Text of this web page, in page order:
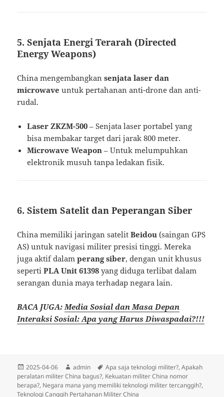
5. Senjata Energi Terarah (Directed
Energy Weapons)
China mengembangkansenjata laser dan
microwave untuk pertahanan anti-drone dan anti-
rudal.
Laser ZKZM-500 – Senjata laser portabel yang
bisa membakar target dari jarak 800 meter.
Microwave Weapon – Untuk melumpuhkan
elektronik musuh tanpa ledakan fisik.
6. Sistem Satelit dan Peperangan Siber
China memiliki jaringan satelitBeidou (saingan GPS
AS) untuk navigasi militer presisi tinggi. Mereka
juga aktif dalamperang siber, dengan unit khusus
sepertiPLA Unit 61398 yang diduga terlibat dalam
serangan dunia maya terhadap negara lain.
BACA JUGA:Media Sosial dan Masa Depan
Interaksi Sosial: Apa yang Harus Diwaspadai?!!!
Diposkan
pada
2025-04-06 Penulis
admin Tag
Apa saja teknologi militer?,Apakah
peralatan militer China bagus?, Kekuatan militer China nomor
berapa?, Negara mana yang memiliki teknologi militer tercanggih?,
Teknologi Canggih Pertahanan Militer China